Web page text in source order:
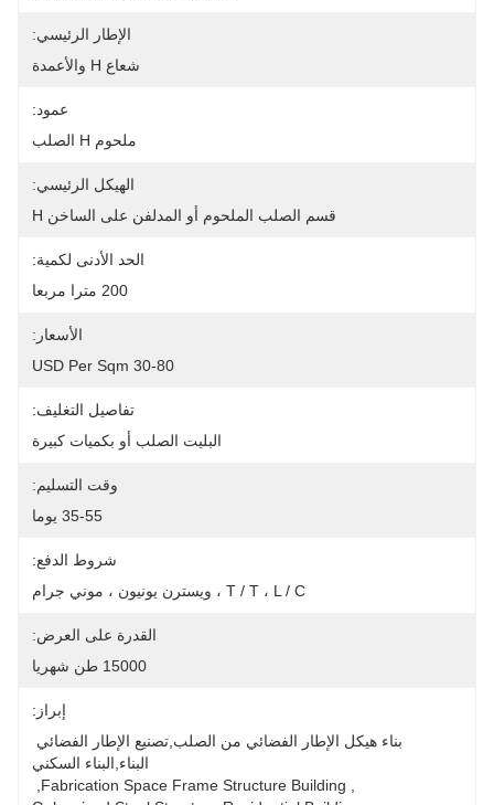
الإطار الرئيسي:
شعاع H والأعمدة
عمود:
ملحوم H الصلب
الهيكل الرئيسي:
قسم الصلب الملحوم أو المدلفن على الساخن H
الحد الأدنى لكمية:
200 مترا مربعا
الأسعار:
30-80 USD Per Sqm
تفاصيل التغليف:
البليت الصلب أو بكميات كبيرة
وقت التسليم:
35-55 يوما
شروط الدفع:
T / T ، L / C ، ويسترن يونيون ، موني جرام
القدرة على العرض:
15000 طن شهريا
إبراز:
البناء,البناء السكني
Fabrication Space Frame Structure Building